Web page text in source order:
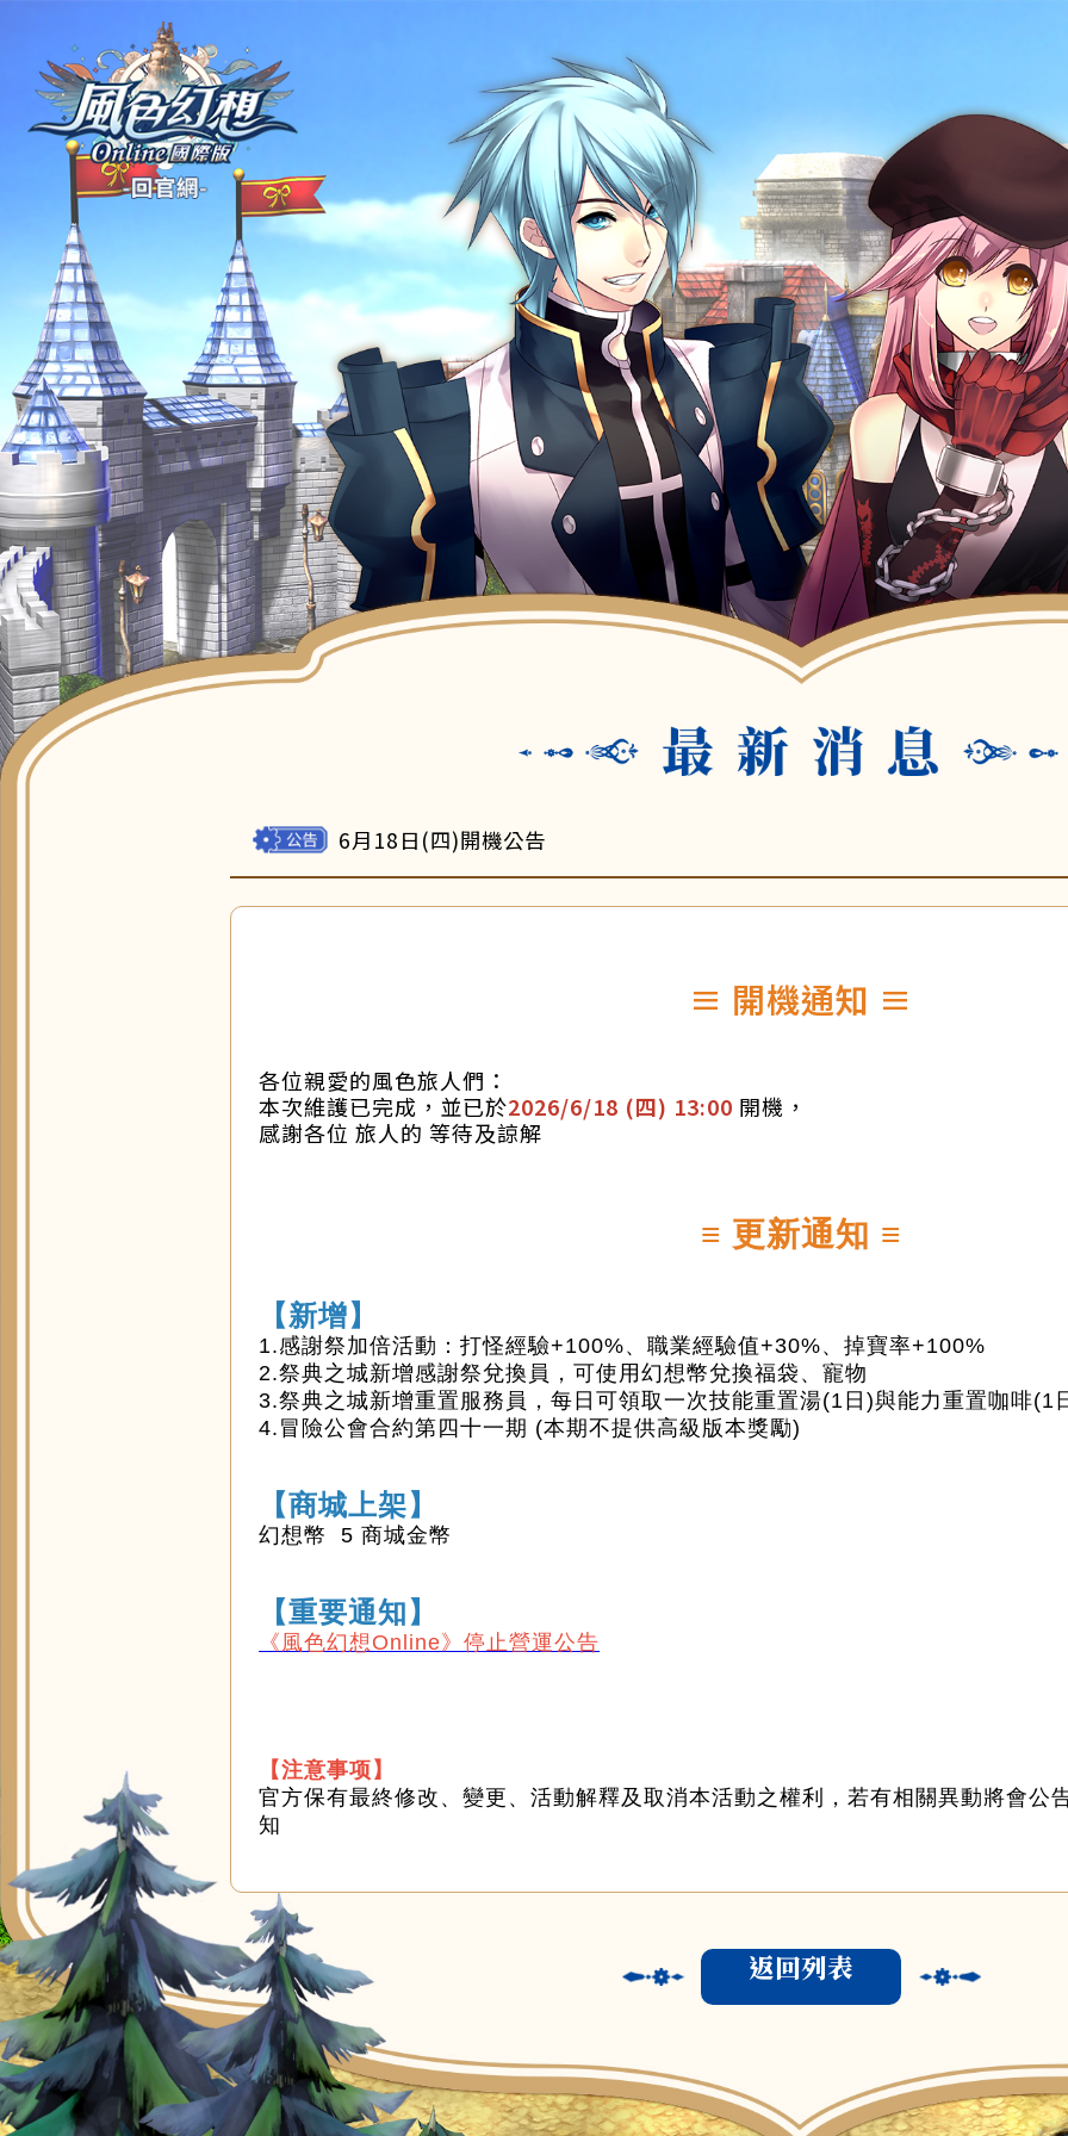
6月18日(四)開機公告
≡ 開機通知 ≡
各位親愛的風色旅人們：
本次維護已完成，並已於2026/6/18 (四) 13:00 開機，
感謝各位 旅人的 等待及諒解
≡ 更新通知 ≡
【新增】
1.感謝祭加倍活動：打怪經驗+100%、職業經驗值+30%、掉寶率+100%
2.祭典之城新增感謝祭兌換員，可使用幻想幣兌換福袋、寵物
3.祭典之城新增重置服務員，每日可領取一次技能重置湯(1日)與能力重置咖啡(1
4.冒險公會合約第四十一期 (本期不提供高級版本獎勵)
【商城上架】
幻想幣 5 商城金幣
【重要通知】
《風色幻想Online》停止營運公告
【注意事项】
官方保有最終修改、變更、活動解釋及取消本活動之權利，若有相關異動將會公
知
返回列表